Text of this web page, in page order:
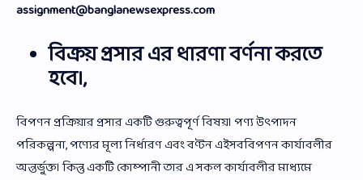
assignment@banglanewsexpress.com
বিক্রয় প্রসার এর ধারণা বর্ণনা করতে
হবে।,
বিপণন প্রক্রিয়ার প্রসার একটি গুরুত্বপূর্ণ বিষয়। পণ্য উৎপাদন
পরিকল্পনা, পণ্যের মূল্য নির্ধারণ এবং বণ্টন এইসববিপণন কার্যাবলীর
অন্তর্ভুক্ত। কিন্তু একটি কোম্পানী তার এ সকল কার্যাবলীর মাধ্যমে